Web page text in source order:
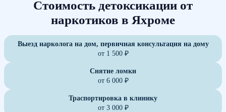
Стоимость детоксикации от
наркотиков в Яхроме
Выезд нарколога на дом, первичная консультация на дому
от 1 500 ₽
Снятие ломки
от 6 000 ₽
Траспортировка в клинику
от 3 000 ₽